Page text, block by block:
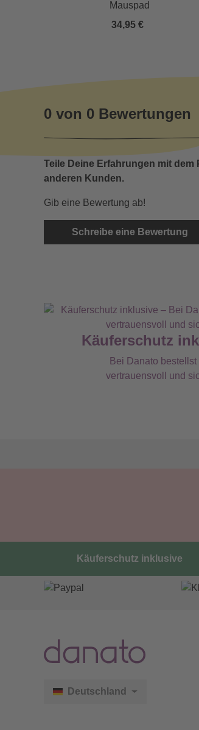
Mauspad
34,95 €
0 von 0 Bewertungen
Teile Deine Erfahrungen mit dem
anderen Kunden.
Gib eine Bewertung ab!
Schreibe eine Bewertung
Käuferschutz
Bei Danato bestellst
vertrauensvoll und
Käuferschutz inklusive
Deutschland